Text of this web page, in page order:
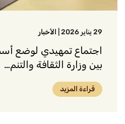
29 يناير 2026 الأخبار
اجتماع تمهيدي لوضع
بين وزارة الثقافة والتنم…
قراءة المزيد